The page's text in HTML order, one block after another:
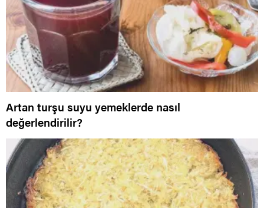
Artan turşu suyu yemeklerde nasıl
değerlendirilir?